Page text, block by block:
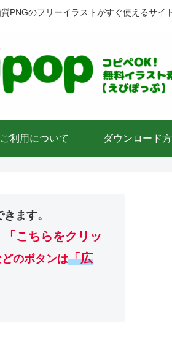
フリーイラストがすぐ使えるサイ
ご利用について ダウンロード
ます。
「こちらをクリッ
のボタンは「広